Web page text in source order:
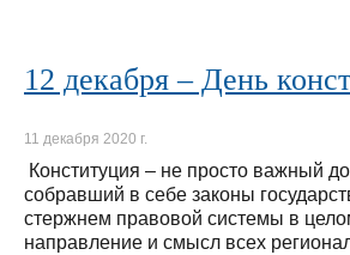
12 декабря – День
11 декабря 2020 г.
Конституция – не просто важный
собравший в себе законы
стержнем правовой системы в
направление и смысл всех